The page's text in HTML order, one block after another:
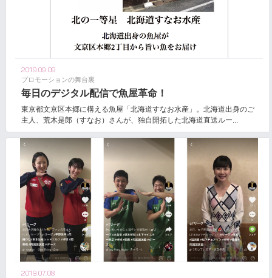
2019.09.09
プロモーションの舞台裏
毎日のデジタル配信で魚屋革命！
東京都文京区本郷に構える魚屋「北海道すなお水産」。北海道出身のご
主人、荒木是郎（すなお）さんが、独自開拓した北海道直送ルー...
2019.07.08